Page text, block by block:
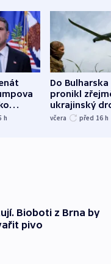
h
Do Bulharska
pronikl
ukrajinský
explodoval
včera před 16 h
Bioboti z Brna by
pivo